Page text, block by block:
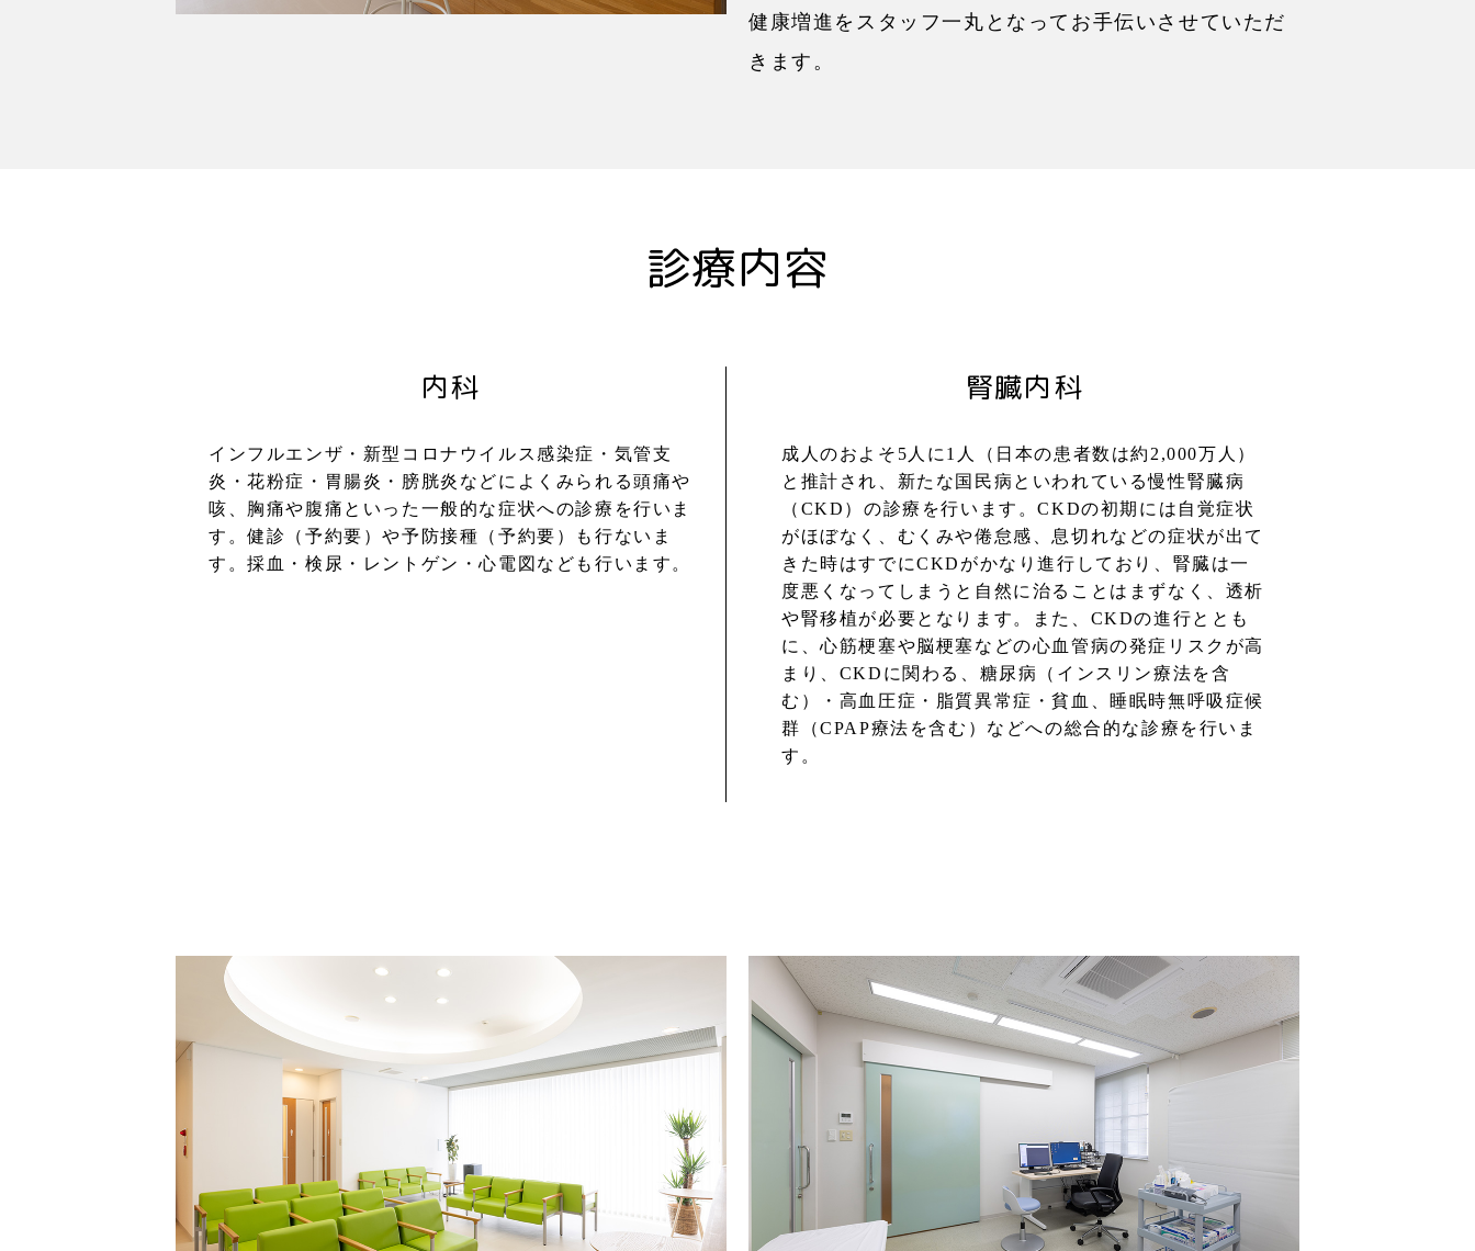
健康増進をスタッフ一丸となってお手伝いさせていただ
きます。
診療内容
内科
インフルエンザ・新型コロナウイルス感染症・気管支
炎・花粉症・胃腸炎・膀胱炎などによくみられる頭痛や
咳、胸痛や腹痛といった一般的な症状への診療を行いま
す。健診（予約要）や予防接種（予約要）も行ないま
す。採血・検尿・レントゲン・心電図なども行います。
腎臓内科
成人のおよそ5人に1人（日本の患者数は約2,000万人）
と推計され、新たな国民病といわれている慢性腎臓病
（CKD）の診療を行います。CKDの初期には自覚症状
がほぼなく、むくみや倦怠感、息切れなどの症状が出て
きた時はすでにCKDがかなり進行しており、腎臓は一
度悪くなってしまうと自然に治ることはまずなく、透析
や腎移植が必要となります。また、CKDの進行ととも
に、心筋梗塞や脳梗塞などの心血管病の発症リスクが高
まり、CKDに関わる、糖尿病（インスリン療法を含
む）・高血圧症・脂質異常症・貧血、睡眠時無呼吸症候
群（CPAP療法を含む）などへの総合的な診療を行いま
す。